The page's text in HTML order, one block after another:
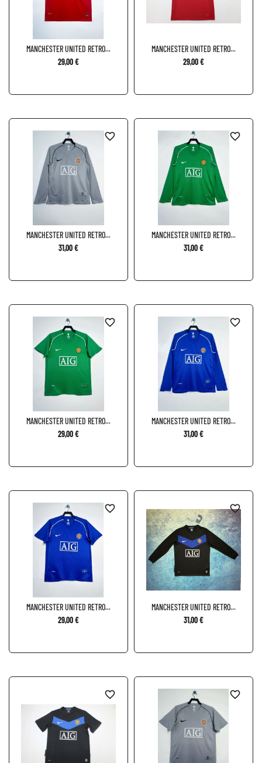
MANCHESTER UNITED RETRO...
29,00 €
MANCHESTER UNITED RETRO...
29,00 €
MANCHESTER UNITED RETRO...
31,00 €
favorite_border
MANCHESTER UNITED RETRO...
31,00 €
favorite_border
MANCHESTER UNITED RETRO...
29,00 €
favorite_border
MANCHESTER UNITED RETRO...
31,00 €
favorite_border
MANCHESTER UNITED RETRO...
29,00 €
favorite_border
MANCHESTER UNITED RETRO...
31,00 €
favorite_border
favorite_border favorite_border